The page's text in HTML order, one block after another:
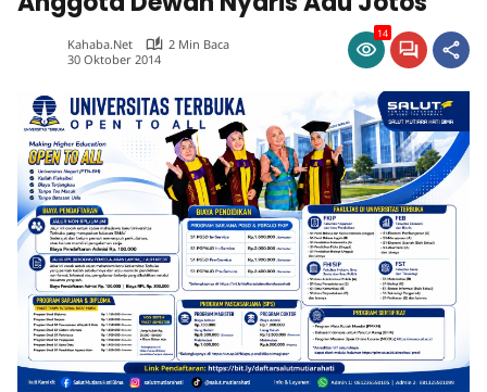
Kahaba.net
2 Min Baca
30 Oktober 2014
14